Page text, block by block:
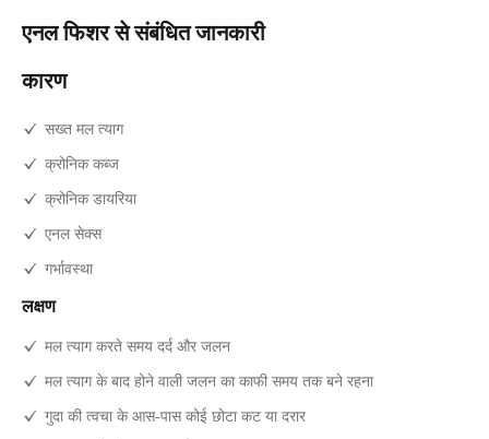
एनल फिशर से संबंधित जानकारी
कारण
सख्त मल त्याग
क्रोनिक कब्ज
क्रोनिक डायरिया
एनल सेक्स
गर्भावस्था
लक्षण
मल त्याग करते समय दर्द और जलन
मल त्याग के बाद होने वाली जलन का काफी समय तक बने रहना
गुदा की त्वचा के आस-पास कोई छोटा कट या दरार